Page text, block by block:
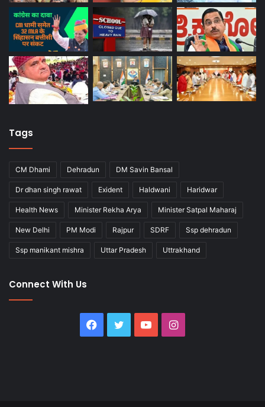
Tags
CM Dhami Dehradun DM Savin Bansal
Dr dhan singh rawat Exident Haldwani Haridwar
Health News Minister Rekha Arya Minister Satpal Maharaj
New Delhi PM Modi Rajpur SDRF Ssp dehradun
Ssp manikant mishra Uttar Pradesh Uttrakhand
Connect With Us
Facebook
Twitter YouTubeInstagram